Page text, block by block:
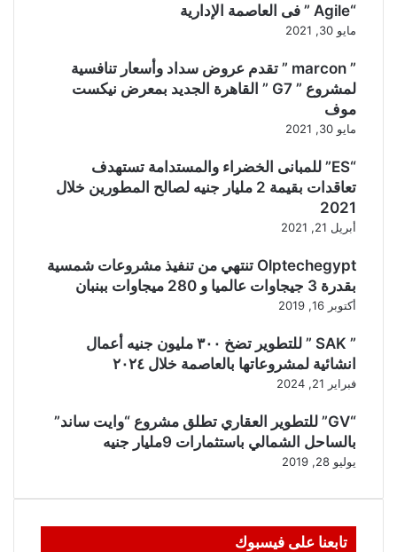
“Agile ” فى العاصمة الإدارية
مايو 30, 2021
” marcon ” تقدم عروض سداد وأسعار تنافسية
لمشروع ” G7 ” القاهرة الجديد بمعرض نيكست
موف
مايو 30, 2021
“ES” للمبانى الخضراء والمستدامة تستهدف
تعاقدات بقيمة 2 مليار جنيه لصالح المطورين خلال
2021
أبريل 21, 2021
Olptechegypt تنتهي من تنفيذ مشروعات شمسية
بقدرة 3 جيجاوات عالميا و 280 ميجاوات ببنبان
أكتوبر 16, 2019
” SAK ” للتطوير تضخ ٣٠٠ مليون جنيه أعمال
انشائية لمشروعاتها بالعاصمة خلال ٢٠٢٤
فبراير 21, 2024
“GV” للتطوير العقاري تطلق مشروع “وايت ساند”
بالساحل الشمالي باستثمارات 9مليار جنيه
يوليو 28, 2019
تابعنا على فيسبوك